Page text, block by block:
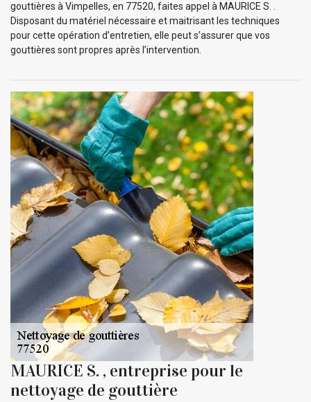
gouttières à Vimpelles, en 77520, faites appel à MAURICE S. .
Disposant du matériel nécessaire et maitrisant les techniques
pour cette opération d’entretien, elle peut s’assurer que vos
gouttières sont propres après l’intervention.
MAURICE S. , entreprise pour le
nettoyage de gouttière